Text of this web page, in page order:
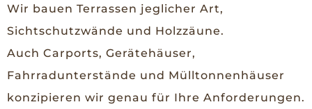
Wir bauen Terrassen jeglicher Art,
Sichtschutzwände und Holzzäune.
Auch Carports, Gerätehäuser,
Fahrradunterstände und Mülltonnenhäuser
konzipieren wir genau für Ihre Anforderungen.